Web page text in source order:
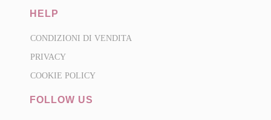
HELP
CONDIZIONI DI VENDITA
PRIVACY
COOKIE POLICY
FOLLOW US